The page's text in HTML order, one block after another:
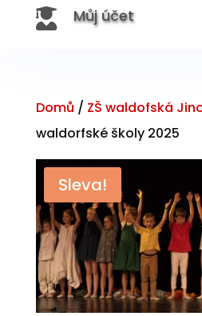
 Můj účet
Domů / ZŠ waldofská
waldorfské školy 2025
Sleva!